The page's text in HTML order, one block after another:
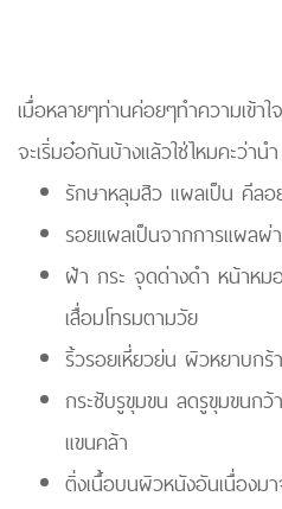
เมื่อหลายๆท่านค่อยๆทำความเข้า
จะเริ่มอ๋อกันบ้างแล้วใช่ไหมคะว่าน
รักษาหลุมสิว แผลเป็น คีลอ
รอยแผลเป็นจากการแผล
ฝ้า กระ จุดด่างดำ หน้าหม
เสื่อมโทรมตามวัย
ริ้วรอยเหี่ยวย่น ผิวหยาบกร้
กระชับรูขุมขน ลดรูขุมขนก
แขนคล้า
ติ่งเนื้อบนผิวหนังอันเนื่องมา